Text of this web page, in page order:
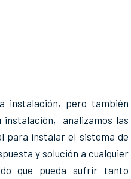
instalación, pero también
analizamos las
para instalar el sistema de
y solución a cualquier
que pueda sufrir tanto